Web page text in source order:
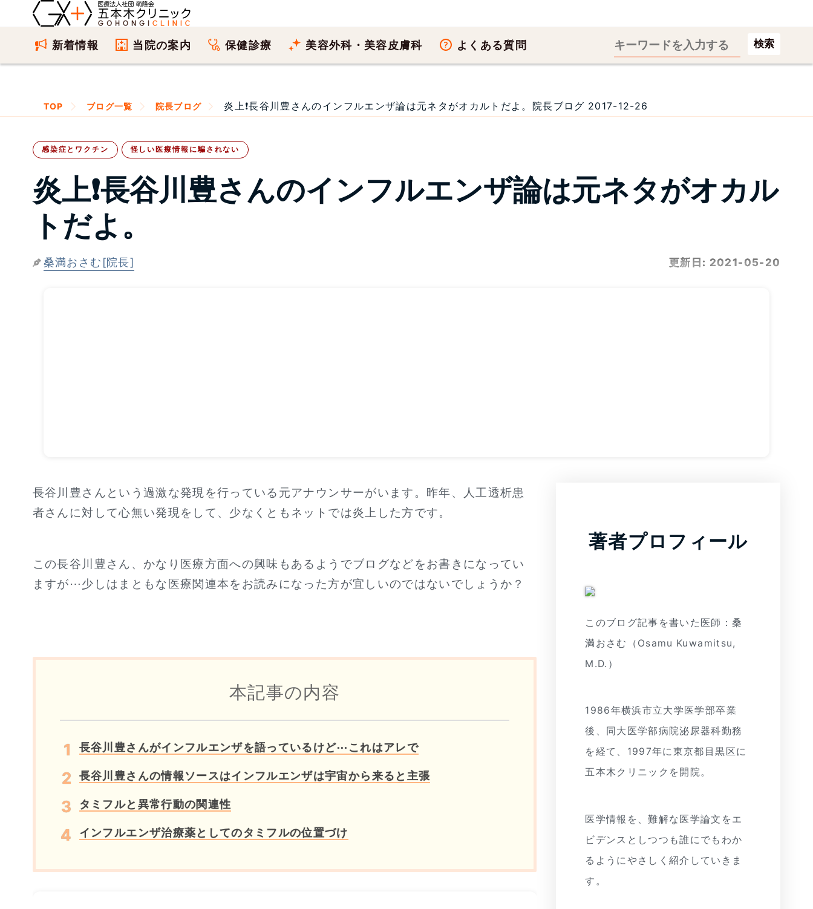
新着情報 当院の案内 保健診療 美容外科・美容皮膚科 よくある質問 検索
TOP ブログ一覧 院長ブログ 炎上❗長谷川豊さんのインフルエンザ論は元ネタがオカルトだよ。院長ブログ 2017-12-26
感染症とワクチン 怪しい医療情報に騙されない
炎上❗長谷川豊さんのインフルエンザ論は元ネタがオカル
トだよ。
桑満おさむ[院長] 更新日: 2021-05-20
長谷川豊さんという過激な発現を行っている元アナウンサーがいます。昨年、人工透析患
者さんに対して心無い発現をして、少なくともネットでは炎上した方です。
この長谷川豊さん、かなり医療方面への興味もあるようでブログなどをお書きになってい
ますが⋯少しはまともな医療関連本をお読みになった方が宜しいのではないでしょうか？
本記事の内容
長谷川豊さんがインフルエンザを語っているけど⋯これはアレで
長谷川豊さんの情報ソースはインフルエンザは宇宙から来ると主張
タミフルと異常行動の関連性
インフルエンザ治療薬としてのタミフルの位置づけ
著者プロフィール
このブログ記事を書いた医師：桑
満おさむ（Osamu Kuwamitsu,
M.D.）
1986年横浜市立大学医学部卒業
後、同大医学部病院泌尿器科勤務
を経て、1997年に東京都目黒区に
五本木クリニックを開院。
医学情報を、難解な医学論文をエ
ビデンスとしつつも誰にでもわか
るようにやさしく紹介していきま
す。